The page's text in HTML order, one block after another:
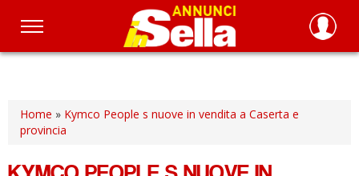
Salta
principale
Home » Kymco People s nuove in vendita a Caserta e
provincia